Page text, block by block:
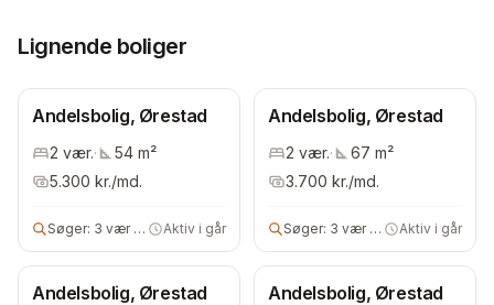
Lignende boliger
Andelsbolig, Ørestad
2 vær.· 54 m²
5.300 kr./md.
Søger: 3 vær andelsbolig Aktiv i går
Andelsbolig, Ørestad
2 vær.· 67 m²
3.700 kr./md.
Søger: 3 vær andelsbolig Aktiv i går
Andelsbolig, Ørestad Andelsbolig, Ørestad